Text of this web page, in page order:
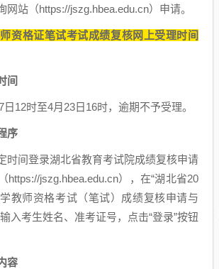
网站（https://jszg.hbea.edu.cn）申请。
资格证笔试考试成绩复核网上受理时间
间
时至4月23日16时，逾期不予受理。
序
间登录湖北省教育考试院成绩复核申请
https://jszg.hbea.edu.cn），在“湖北省20
教师资格考试（笔试）成绩复核申请与
入考生姓名、准考证号，点击“登录”按钮
容